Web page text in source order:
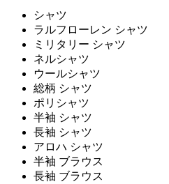
シャツ
ラルフローレン シャツ
ミリタリー シャツ
ネルシャツ
ウールシャツ
総柄 シャツ
ポリシャツ
半袖 シャツ
長袖 シャツ
アロハ シャツ
半袖 ブラウス
長袖 ブラウス